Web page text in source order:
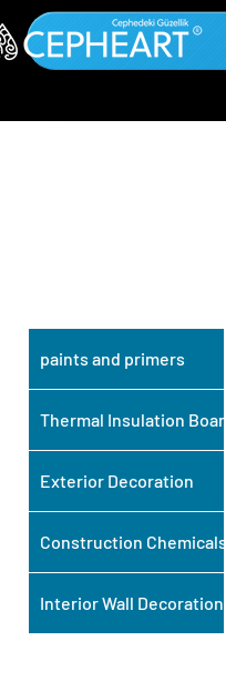
paints and primers
Thermal Insulation Board
Exterior Decoration
Construction Chemicals
Interior Wall Decoration